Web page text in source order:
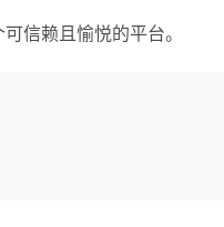
信赖且愉悦的平台。